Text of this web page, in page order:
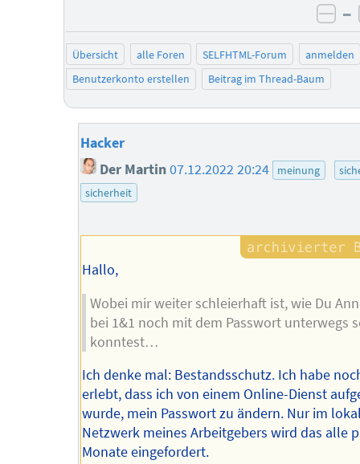
–
Übersicht alle Foren SELFHTML-Forum
anmelden
Benutzerkonto erstellen
Beitrag im Thread-Baum
Hacker
Der Martin 07.12.2022 20:24 meinung
sicherheit
Hallo,
Wobei mir weiter schleierhaft ist, wie Du
bei 1&1 noch mit dem Passwort unterwegs
konntest…
Ich denke mal: Bestandsschutz. Ich habe
erlebt, dass ich von einem Online-Dienst
wurde, mein Passwort zu ändern. Nur im
Netzwerk meines Arbeitgebers wird das alle
Monate eingefordert.